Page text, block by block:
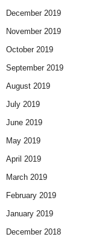
December 2019
November 2019
October 2019
September 2019
August 2019
July 2019
June 2019
May 2019
April 2019
March 2019
February 2019
January 2019
December 2018